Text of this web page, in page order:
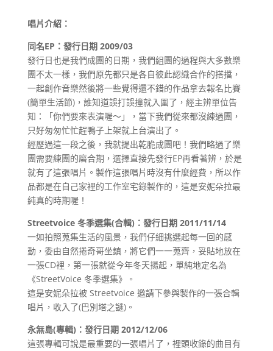
唱片介紹：
同名EP：發行日期 2009/03
發行日也是我們成團的日期，我們組團的過程與大多數樂
團不太一樣，我們原先都只是各自彼此認識合作的搭擋，
一起創作音樂然後將一些覺得還不錯的作品拿去報名比賽
(簡單生活節)，誰知道誤打誤撞就入圍了，經主辨單位告
知：「你們要來表演喔～」，當下我們從來都沒練過團，
只好匆匆忙忙趕鴨子上架就上台演出了。
經歷過這一段之後，我就提出乾脆成團吧！我們略過了樂
團需要練團的磨合期，選擇直接先發行EP再看著辨，於是
就有了這張唱片。製作這張唱片時沒有什麼經費，所以作
品都是在自己家裡的工作室宅錄製作的，這是安妮朵拉最
純真的時期喔！
Streetvoice 冬季選集(合輯)：發行日期 2011/11/14
一如拍照蒐集生活的風景，我們仔細挑選起每一回的感
動，委由自然捲奇哥坐鎮，將它們一一蒐齊，妥貼地放在
一張CD裡，第一張就從今年冬天揚起，單純地定名為
《StreetVoice 冬季選集》。
這是安妮朵拉被 Streetvoice 邀請下參與製作的一張合輯
唱片，收入了(巴別塔之謎)。
永無島(專輯)：發行日期 2012/12/06
這張專輯可說是最重要的一張唱片了，裡頭收錄的曲目有